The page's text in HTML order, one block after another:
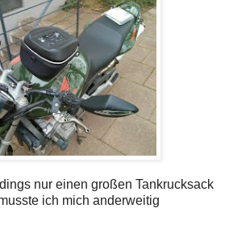
nur einen großen Tankrucksack
ich mich anderweitig